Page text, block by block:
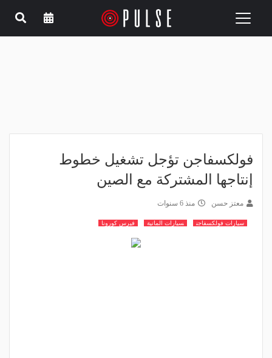
Toggle
فولكسفاجن تؤجل تشغيل خطوط
إنتاجها المشتركة مع الصين
معتز حسن منذ 6 سنوات
سيارات فولكسفاجن سيارات المانية فيرس كورونا